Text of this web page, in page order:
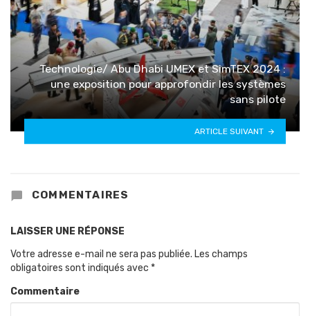
Technologie/ Abu Dhabi UMEX et SimTEX 2024 :
une exposition pour approfondir les systèmes
sans pilote
ARTICLE SUIVANT
COMMENTAIRES
LAISSER UNE RÉPONSE
Votre adresse e-mail ne sera pas publiée. Les champs
obligatoires sont indiqués avec *
Commentaire